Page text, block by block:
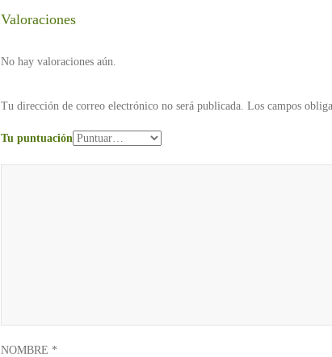
Valoraciones
No hay valoraciones aún.
Tu dirección de correo electrónico no será publicada. Los campos
Tu puntuación
NOMBRE *